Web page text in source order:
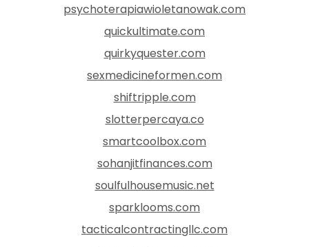
psychoterapiawioletanowak.com
quickultimate.com
quirkyquester.com
sexmedicineformen.com
shiftripple.com
slotterpercaya.co
smartcoolbox.com
sohanjitfinances.com
soulfulhousemusic.net
sparklooms.com
tacticalcontractingllc.com